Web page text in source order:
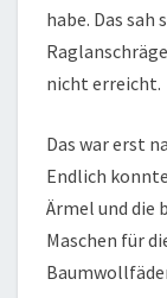
habe. Das sah
nicht erreicht.
Das war erst
Endlich
Ärmel und die
Maschen für